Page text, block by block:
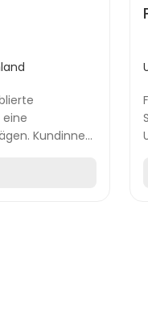
eine
Kundinnen